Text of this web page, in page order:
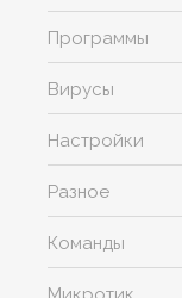
Программы
Вирусы
Настройки
Разное
Команды